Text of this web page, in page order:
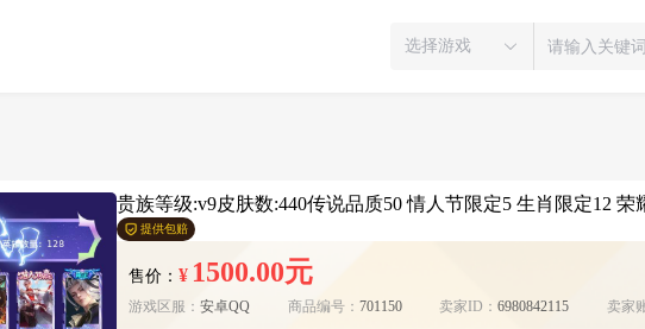
选择游戏
贵族等级:v9皮肤数:440传说品质50 情人节限定5 生肖限定12 荣
提供包赔
售价： ¥ 1500.00元
游戏区服： 安卓QQ 商品编号： 701150 卖家ID： 6980842115 卖家